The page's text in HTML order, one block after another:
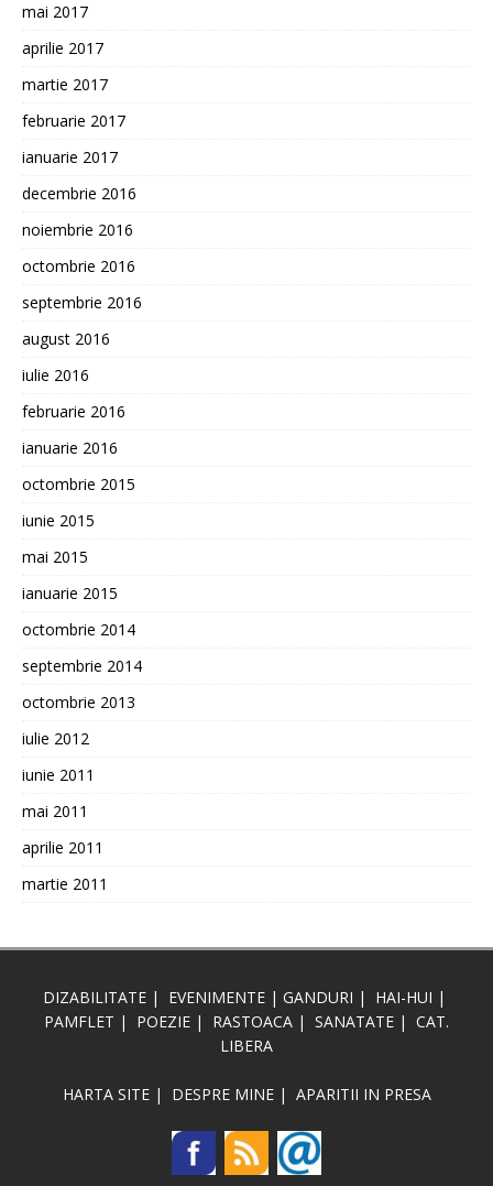
mai 2017
aprilie 2017
martie 2017
februarie 2017
ianuarie 2017
decembrie 2016
noiembrie 2016
octombrie 2016
septembrie 2016
august 2016
iulie 2016
februarie 2016
ianuarie 2016
octombrie 2015
iunie 2015
mai 2015
ianuarie 2015
octombrie 2014
septembrie 2014
octombrie 2013
iulie 2012
iunie 2011
mai 2011
aprilie 2011
martie 2011
DIZABILITATE | EVENIMENTE | GANDURI | HAI-HUI |
PAMFLET | POEZIE | RASTOACA | SANATATE | CAT.
LIBERA
HARTA SITE| DESPRE MINE| APARITII IN PRESA